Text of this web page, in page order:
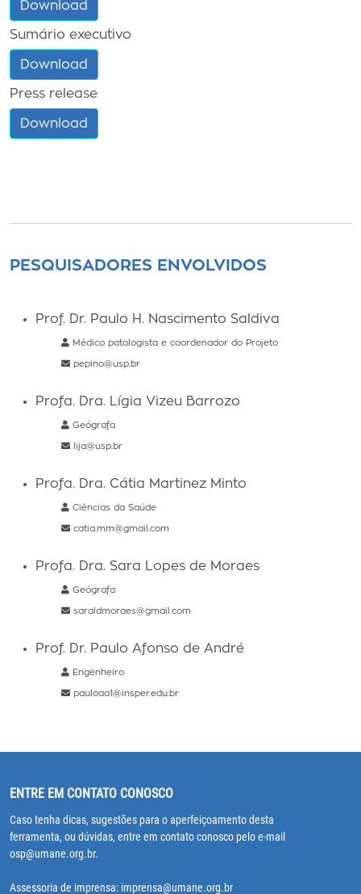
Download
Sumário executivo
Download
Press release
Download
PESQUISADORES ENVOLVIDOS
Prof. Dr. Paulo H. Nascimento Saldiva
Médico patologista e coordenador do Projeto
pepino@usp.br
Profa. Dra. Lígia Vizeu Barrozo
Geógrafa
lija@usp.br
Profa. Dra. Cátia Martinez Minto
Ciências da Saúde
catia.mm@gmail.com
Profa. Dra. Sara Lopes de Moraes
Geógrafa
saraldmoraes@gmail.com
Prof. Dr. Paulo Afonso de André
Engenheiro
pauloaa1@insper.edu.br
ENTRE EM CONTATO CONOSCO
Caso tenha dicas, sugestões para o aperfeiçoamento desta
ferramenta, ou dúvidas, entre em contato conosco pelo e-mail
osp@umane.org.br.
Assessoria de imprensa: imprensa@umane.org.br